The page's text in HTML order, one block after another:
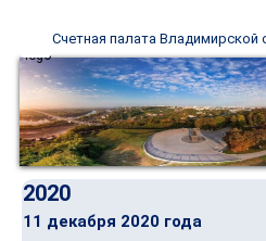
Счетная палата Владимирской
2020
11 декабря 2020 года